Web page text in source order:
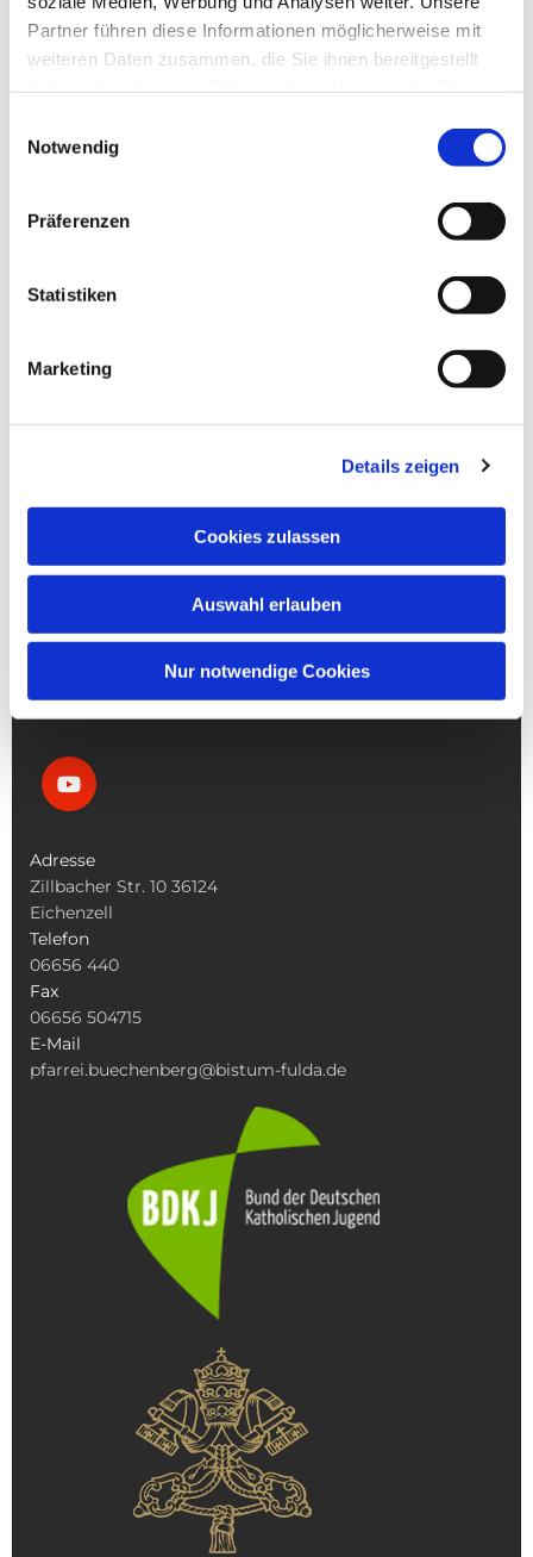
Partner führen diese Informationen möglicherweise mit
weiteren Daten zusammen, die Sie ihnen bereitgestellt
Notwendig
Präferenzen
Statistiken
Marketing
Details zeigen
Cookies zulassen
Auswahl erlauben
Nur notwendige Cookies
NAVIGATION
Die Pfarrgemeinde
Die Kita
Adresse
Zillbacher Str. 10 36124
Eichenzell
Telefon
06656 440
Fax
06656 504715
E-Mail
pfarrei.buechenberg@bistum-fulda.de